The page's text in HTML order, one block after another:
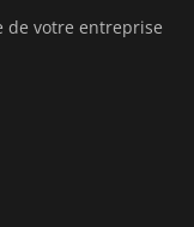
de votre entreprise